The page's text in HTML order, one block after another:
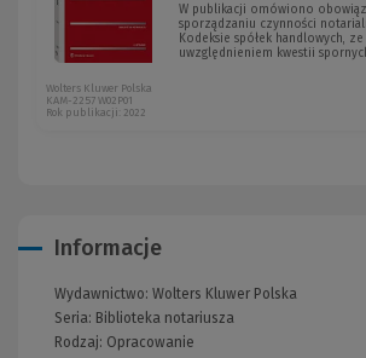
W publikacji omówiono
sporządzaniu czynności
Kodeksie spółek handlowych,
uwzględnieniem kwestii
Wolters Kluwer Polska
KAM-2257 W02P01
Rok publikacji: 2022
Informacje
Wydawnictwo: Wolters Kluwer Polska
Seria: Biblioteka notariusza
Rodzaj: Opracowanie